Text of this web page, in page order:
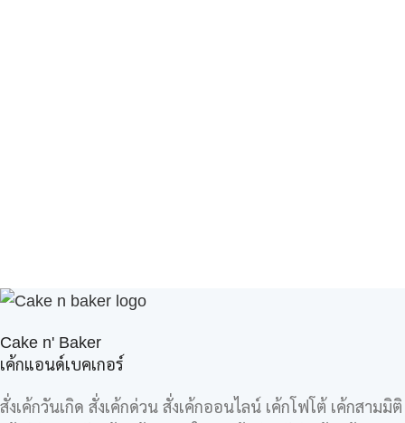
Cake n' Baker
เค้กแอนด์เบคเกอร์
สั่งเค้กวันเกิด สั่งเค้กด่วน สั่งเค้กออนไลน์ เค้กโฟโต้ เค้กสามมิติ